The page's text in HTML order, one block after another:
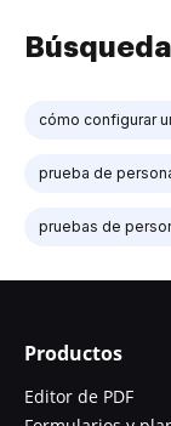
cómo configurar
prueba de
pruebas de
Productos
Editor de PDF